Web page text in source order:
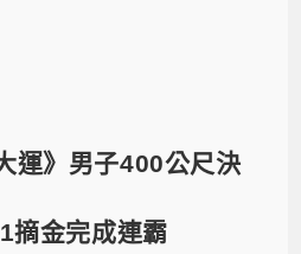
運》男子400公尺決
摘金完成連霸